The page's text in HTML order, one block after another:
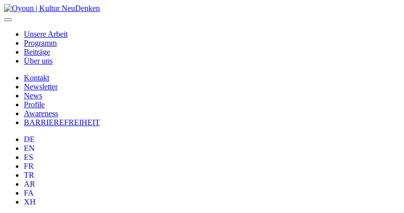
Unsere Arbeit
Programm
Beiträge
Über uns
Kontakt
Newsletter
News
Profile
Awareness
BARRIEREFREIHEIT
DE
EN
ES
FR
TR
AR
FA
XH